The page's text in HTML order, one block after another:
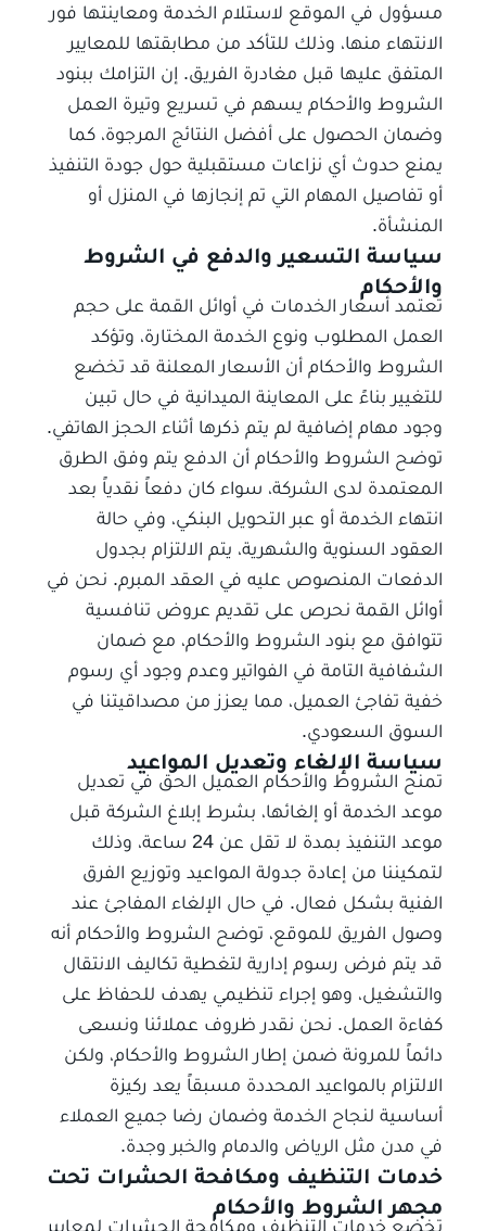
مسؤول في الموقع لاستلام الخدمة ومعاينتها فور
الانتهاء منها، وذلك للتأكد من مطابقتها للمعايير
المتفق عليها قبل مغادرة الفريق. إن التزامك ببنود
الشروط والأحكام يسهم في تسريع وتيرة العمل
وضمان الحصول على أفضل النتائج المرجوة، كما
يمنع حدوث أي نزاعات مستقبلية حول جودة التنفيذ
أو تفاصيل المهام التي تم إنجازها في المنزل أو
المنشأة.
سياسة التسعير والدفع في الشروط
والأحكام
تعتمد أسعار الخدمات في أوائل القمة على حجم
العمل المطلوب ونوع الخدمة المختارة، وتؤكد
الشروط والأحكام أن الأسعار المعلنة قد تخضع
للتغيير بناءً على المعاينة الميدانية في حال تبين
وجود مهام إضافية لم يتم ذكرها أثناء الحجز الهاتفي.
توضح الشروط والأحكام أن الدفع يتم وفق الطرق
المعتمدة لدى الشركة، سواء كان دفعاً نقدياً بعد
انتهاء الخدمة أو عبر التحويل البنكي، وفي حالة
العقود السنوية والشهرية، يتم الالتزام بجدول
الدفعات المنصوص عليه في العقد المبرم. نحن في
أوائل القمة نحرص على تقديم عروض تنافسية
تتوافق مع بنود الشروط والأحكام، مع ضمان
الشفافية التامة في الفواتير وعدم وجود أي رسوم
خفية تفاجئ العميل، مما يعزز من مصداقيتنا في
السوق السعودي.
سياسة الإلغاء وتعديل المواعيد
تمنح الشروط والأحكام العميل الحق في تعديل
موعد الخدمة أو إلغائها، بشرط إبلاغ الشركة قبل
موعد التنفيذ بمدة لا تقل عن 24 ساعة، وذلك
لتمكيننا من إعادة جدولة المواعيد وتوزيع الفرق
الفنية بشكل فعال. في حال الإلغاء المفاجئ عند
وصول الفريق للموقع، توضح الشروط والأحكام أنه
قد يتم فرض رسوم إدارية لتغطية تكاليف الانتقال
والتشغيل، وهو إجراء تنظيمي يهدف للحفاظ على
كفاءة العمل. نحن نقدر ظروف عملائنا ونسعى
دائماً للمرونة ضمن إطار الشروط والأحكام، ولكن
الالتزام بالمواعيد المحددة مسبقاً يعد ركيزة
أساسية لنجاح الخدمة وضمان رضا جميع العملاء
في مدن مثل الرياض والدمام والخبر وجدة.
خدمات التنظيف ومكافحة الحشرات تحت
مجهر الشروط والأحكام
تخضع خدمات التنظيف ومكافحة الحشرات لمعايير